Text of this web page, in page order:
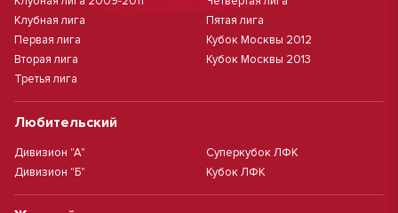
Клубная лига
Первая лига
Вторая лига
Третья лига
Пятая лига
Кубок Москвы 2012
Кубок Москвы 2013
Любительский
Дивизион "А"
Дивизион "Б"
Суперкубок ЛФК
Кубок ЛФК